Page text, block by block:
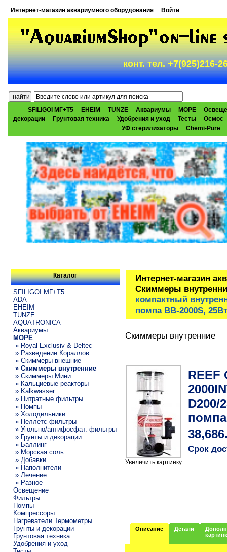
Интернет-магазин аквариумного оборудования Войти
конт. тел. +7(925)216-
SFILIGOI МГ+Т5 EHEIM TUNZE Аквариумы МОРЕ
декорации
Грунтовая техника Удобрения и уход Тесты
Осмос
УФ стерилизаторы
Chemi-Pure
Каталог
SFILIGOI МГ+Т5
ADA
EHEIM
TUNZE
AQUATRONICA
Аквариумы
МОРЕ
» Royal Exclusiv & Deltec
» Разведение Кораллов
» Скиммеры внешние
» Скиммеры внутренние
» Скиммеры Мини
» Кальциевые реакторы
» Kalkwasser
» Нитратные фильтры
» Помпы
» Холодильники
» Пеллетс фильтры
» Угольно/антифосфат. фильтры
» Грунты и декорации
» Баллинг
» Морская соль
» Добавки
» Наполнители
» Лечение
» Разное
Освещение
Фильтры
Помпы
Компрессоры
Нагреватели Термометры
Грунты и декорации
Грунтовая техника
Удобрения и уход
Интернет-магазин
Скиммеры
компактный
помпа ВВ-2000S,
Скиммеры внутренние
Увеличить картинку
REEF
D200/
Срок
Описание Детали